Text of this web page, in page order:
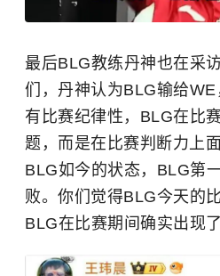
最后BLG教练丹神也在采
们，丹神认为BLG输给
有比赛纪律性，BLG在比
题，而是在比赛判断力上
BLG如今的状态，BLG第
败。你们觉得BLG今天的
BLG在比赛期间确实出现